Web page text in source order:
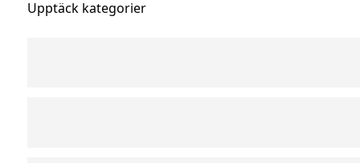
Upptäck kategorier